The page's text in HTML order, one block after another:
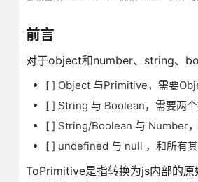
前言
对于object和number、string、
[ ] Object 与Primitive，需要
[ ] String 与 Boolean，需要两
[ ] String/Boolean 与 Number
[ ] undefined 与 null ，和所有
ToPrimitive是指转换为js内部的